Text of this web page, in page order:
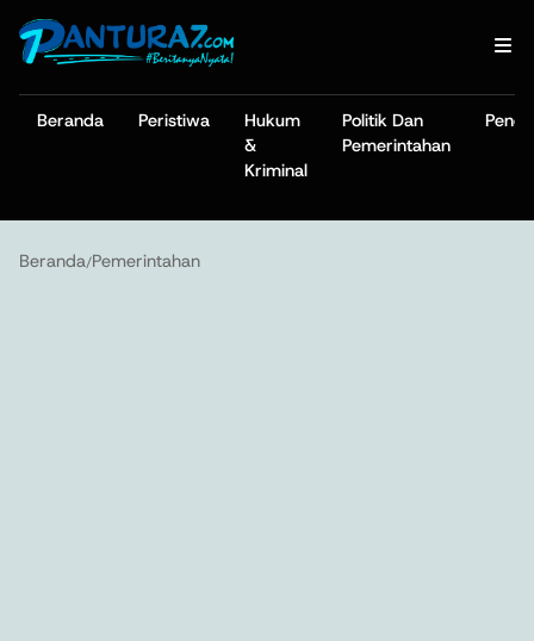
Beranda Peristiwa
Hukum
&
Kriminal
Politik Dan
Pemerintahan
Beranda/Pemerintahan